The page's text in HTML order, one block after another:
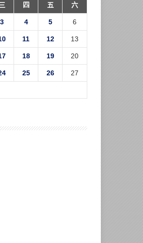
四 五 六
3 4 5 6
11 12 13
18 19 20
25 26 27